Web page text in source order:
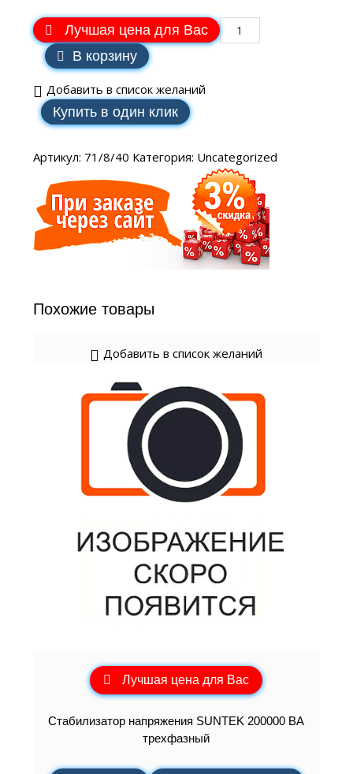
Лучшая цена для Вас
В корзину
Добавить в список желаний
Купить в один клик
Артикул: 71/8/40 Категория: Uncategorized
Похожие товары
Добавить в список желаний
Лучшая цена для Вас
Стабилизатор напряжения SUNTEK 200000 ВА
трехфазный